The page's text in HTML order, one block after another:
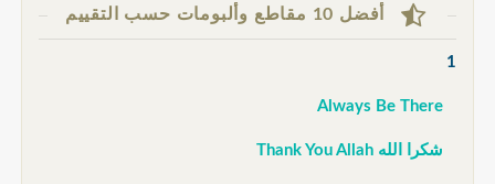
أفضل 10 مقاطع وألبومات حسب التقييم
1
Always Be There
شكرا الله Thank You Allah